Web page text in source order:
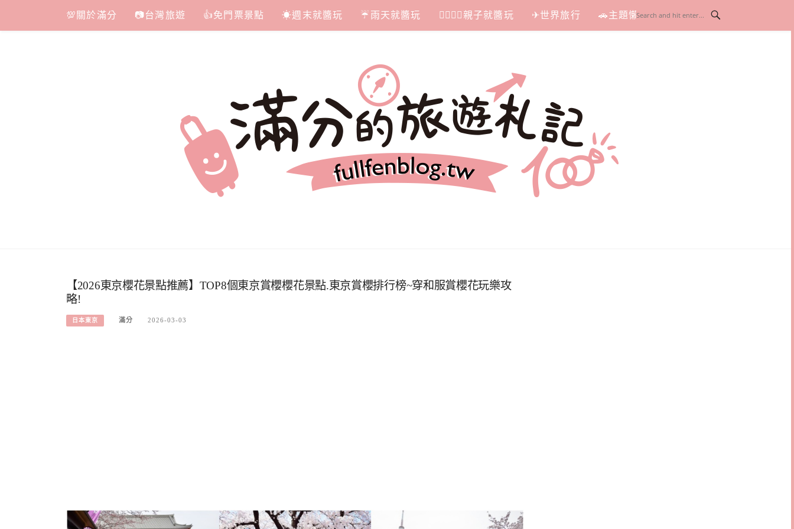
content
💯關於滿分 📷台灣旅遊 👍免門票景點 ☀週末就醬玩 ☔雨天就醬玩 👩‍❤‍💋‍👨親子就醬玩 ✈世界旅行 🚗主題懶人包
【2026東京櫻花景點推薦】TOP8個東京賞櫻櫻花景點.東京賞櫻排行榜~穿和服賞櫻花玩樂攻
略!
日本東京 滿分 2026-03-03